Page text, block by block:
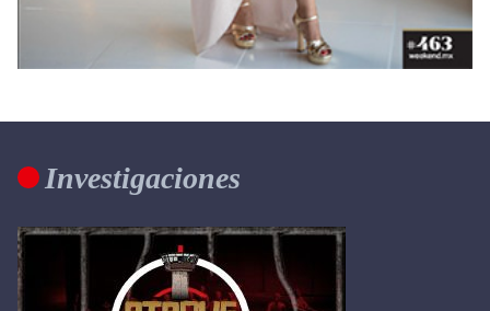
Investigaciones